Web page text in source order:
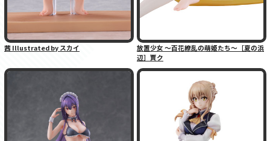
茜 Illustrated by スカイ
放置少女 〜百花繚乱の萌姫たち〜［夏の浜
辺］賈ク